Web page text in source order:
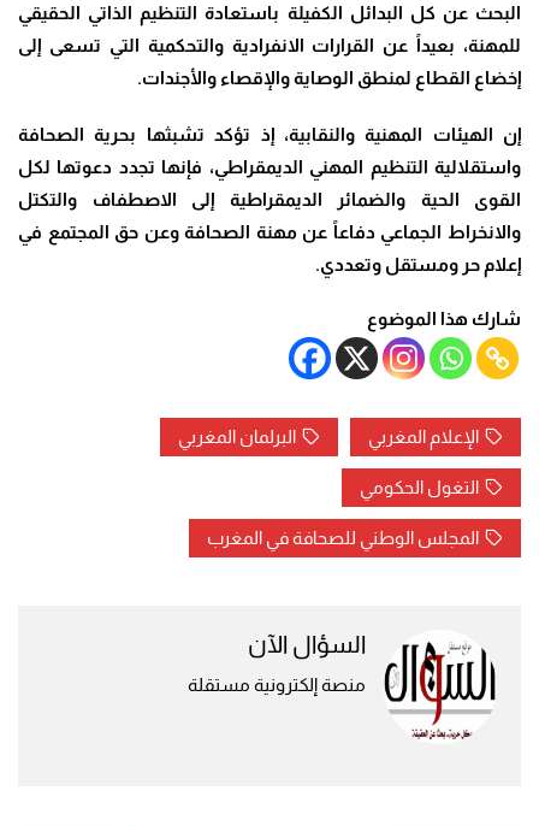
البحث عن كل البدائل الكفيلة باستعادة التنظيم الذاتي الحقيقي
للمهنة، بعيداً عن القرارات الانفرادية والتحكمية التي تسعى إلى
إخضاع القطاع لمنطق الوصاية والإقصاء والأجندات.
إن الهيئات المهنية والنقابية، إذ تؤكد تشبثها بحرية الصحافة
واستقلالية التنظيم المهني الديمقراطي، فإنها تجدد دعوتها لكل
القوى الحية والضمائر الديمقراطية إلى الاصطفاف والتكتل
والانخراط الجماعي دفاعاً عن مهنة الصحافة وعن حق المجتمع في
إعلام حر ومستقل وتعددي.
شارك هذا الموضوع
الإعلام المغربي البرلمان المغربي
التغول الحكومي
المجلس الوطني للصحافة في المغرب
السؤال الآن
منصة إلكترونية مستقلة